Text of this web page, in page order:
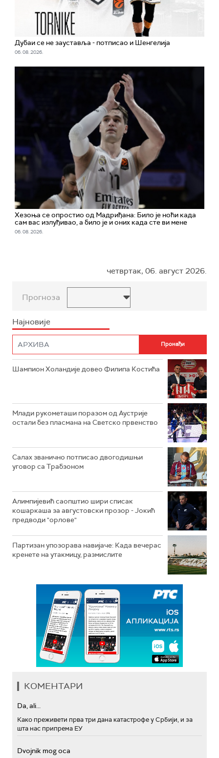
Дубаи се не зауставља - потписао и Шенгелија
06. 08. 2026.
Хезоња се опростио од Мадриђана: Било је ноћи када
сам вас излуђивао, а било је и оних када сте ви мене
06. 08. 2026.
четвртак, 06. август 2026.
Прогноза
Најновије
Шампион Холандије довео Филипа Костића
Млади рукометаши поразом од Аустрије
остали без пласмана на Светско првенство
Салах званично потписао двогодишњи
уговор са Трабзоном
Алимпијевић саопштио шири списак
кошаркаша за августовски прозор - Јокић
предводи "орлове"
Партизан упозорава навијаче: Када вечерас
кренете на утакмицу, размислите
КОМЕНТАРИ
Da, ali...
Како преживети прва три дана катастрофе у Србији, и за
шта нас припрема ЕУ
Dvojnik mog oca